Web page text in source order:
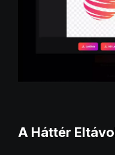
A Háttér